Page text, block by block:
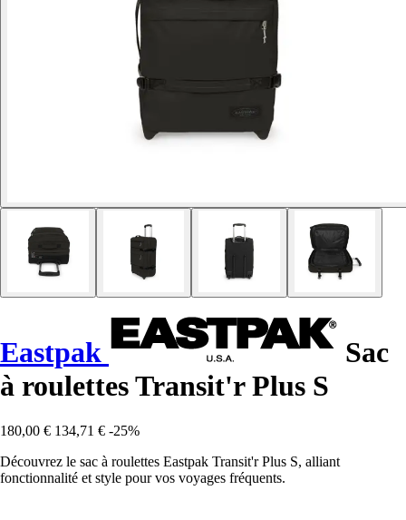
Eastpak
Sac
à roulettes Transit'r Plus S
180,00 € 134,71 € -25%
Découvrez le sac à roulettes Eastpak Transit'r Plus S, alliant
fonctionnalité et style pour vos voyages fréquents.